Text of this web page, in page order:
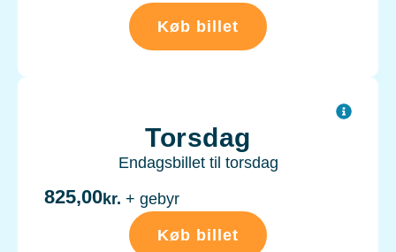
Køb billet
Torsdag
Endagsbillet til torsdag
825,00kr. + gebyr
Køb billet